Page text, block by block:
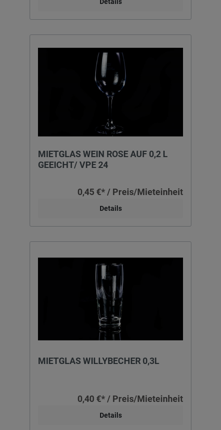
MIETGLAS WEIN ROSE AUF 0,2 L
GEEICHT/ VPE 24
0,45 €* / Preis/Mieteinheit
Details
MIETGLAS WILLYBECHER 0,3L
0,40 €* / Preis/Mieteinheit
Details